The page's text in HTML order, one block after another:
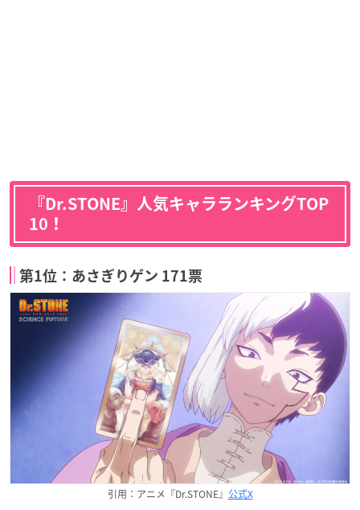
『Dr.STONE』人気キャラランキングTOP
10！
第1位：あさぎりゲン 171票
引用：アニメ『Dr.STONE』 公式X